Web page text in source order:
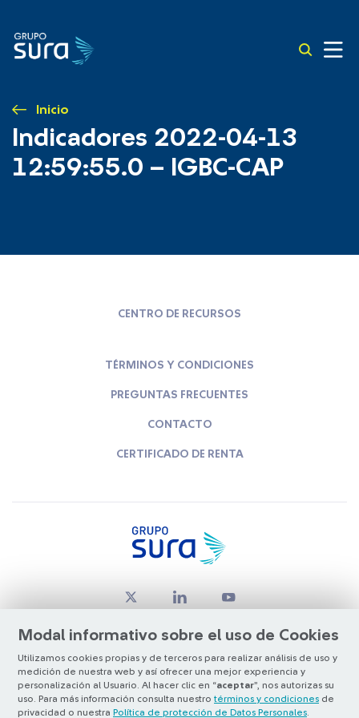
Inicio
Indicadores 2022-04-13
12:59:55.0 – IGBC-CAP
Modal informativo sobre el uso de Cookies
Utilizamos cookies propias y de terceros para realizar análisis de uso y
medición de nuestra web y así ofrecer una mejor experiencia y
personalización al Usuario. Al hacer clic en “aceptar”, nos autorizas su
uso. Para más información consulta nuestro términos y condiciones de
privacidad o nuestra Política de protección de Datos Personales
CENTRO DE RECURSOS
TÉRMINOS Y CONDICIONES
PREGUNTAS FRECUENTES
CONTACTO
CERTIFICADO DE RENTA
© Copyright Grupo SURA 2026